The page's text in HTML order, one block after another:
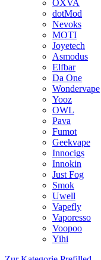
OXVA
dotMod
Nevoks
MOTI
Joyetech
Asmodus
Elfbar
Da One
Wondervape
Yooz
OWL
Pava
Fumot
Geekvape
Innocigs
Innokin
Just Fog
Smok
Uwell
Vapefly
Vaporesso
Voopoo
Yihi